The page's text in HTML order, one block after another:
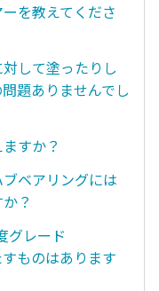
を教えてくださ
して塗ったりし
題ありませんでし
すか？
ベアリングには
？
グレード
ものはあります